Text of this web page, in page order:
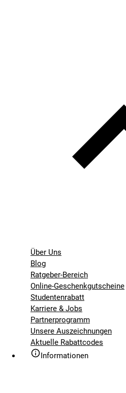
Über Uns
Blog
Ratgeber-Bereich
Online-Geschenkgutscheine
Studentenrabatt
Karriere & Jobs
Partnerprogramm
Unsere Auszeichnungen
Aktuelle Rabattcodes
Informationen